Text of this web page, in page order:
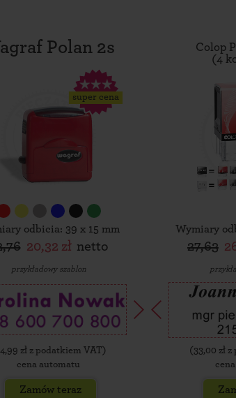
Polan 2s
super cena
odbicia: 39 x 15 mm
20,32 zł netto
przykładowy szablon
zł z podatkiem VAT)
cena automatu
Zamów teraz
Colop
(4
Wymiary
27,63
( 33,00 zł